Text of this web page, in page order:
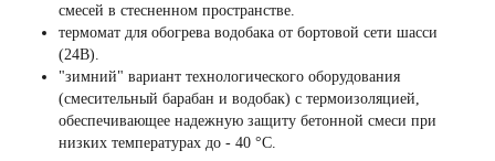
смесей в стесненном пространстве.
термомат для обогрева водобака от бортовой сети шасси
(24В).
"зимний" вариант технологического оборудования
(смесительный барабан и водобак) с термоизоляцией,
обеспечивающее надежную защиту бетонной смеси при
низких температурах до - 40 °С.